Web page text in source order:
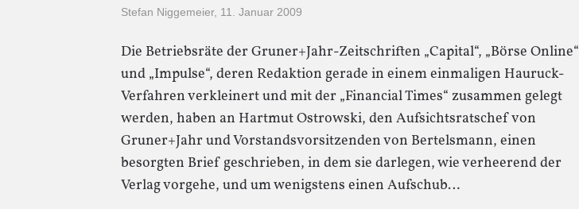
Stefan Niggemeier, 11. Januar 2009
Die Betriebsräte der Gruner+Jahr-Zeitschriften „Capital“, „Börse Online“
und „Impulse“, deren Redaktion gerade in einem einmaligen Hauruck-
Verfahren verkleinert und mit der „Financial Times“ zusammen gelegt
werden, haben an Hartmut Ostrowski, den Aufsichtsratschef von
Gruner+Jahr und Vorstandsvorsitzenden von Bertelsmann, einen
besorgten Brief geschrieben, in dem sie darlegen, wie verheerend der
Verlag vorgehe, und um wenigstens einen Aufschub…